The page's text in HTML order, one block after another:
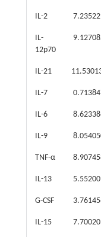
IL-2
IL-
12p70
IL-21
IL-7
IL-6
IL-9
TNF-α
IL-13
G-CSF
IL-15